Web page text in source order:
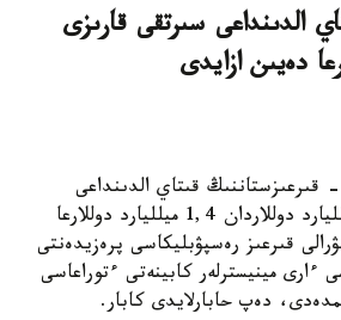
الدىنداعى سىرتقى قارىزى
اقتاۋ. KAZINFORM - قىرعىزستاننىڭ قىتاي الدىنداعى
سىرتقى قارىزى 1,9 ميلليارد دوللاردان 1,4 ميلليارد دوللارعا
قىرعىز رەسپۋبليكاسى پرەزيدەنتى
ءارى مينيسترلەر كابينەتى ءتوراعاسى
دەپ حابارلايدى كابار.